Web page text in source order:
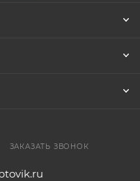
ЗАКАЗАТЬ ЗВОНОК